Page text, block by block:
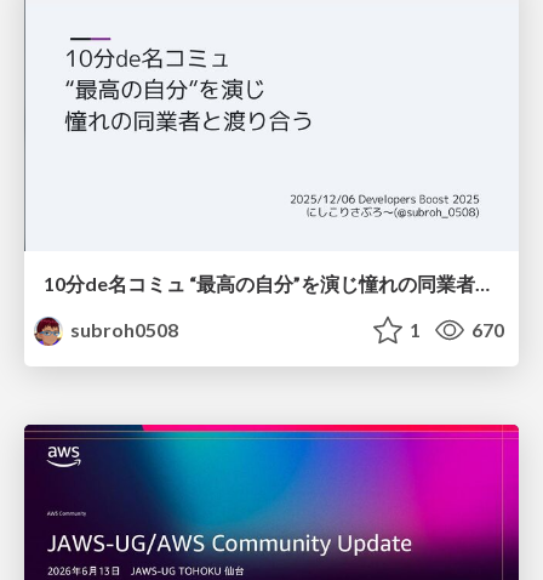
10分de名コミュ “最高の自分”を演じ憧れの同業者と渡り合う
subroh0508
1 670